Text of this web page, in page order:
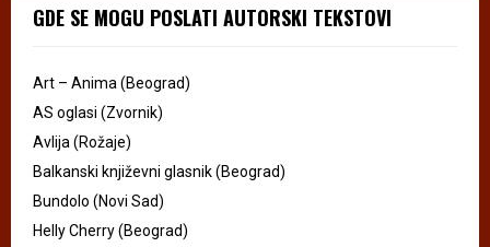
GDE SE MOGU POSLATI AUTORSKI TEKSTOVI
Art – Anima (Beograd)
AS oglasi (Zvornik)
Avlija (Rožaje)
Balkanski književni glasnik (Beograd)
Bundolo (Novi Sad)
Helly Cherry (Beograd)